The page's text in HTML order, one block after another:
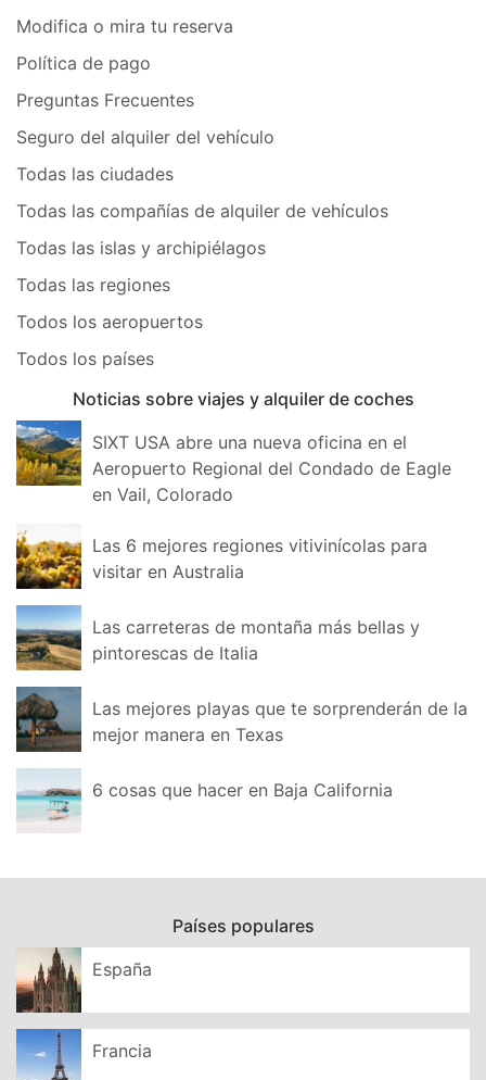
Modifica o mira tu reserva
Política de pago
Preguntas Frecuentes
Seguro del alquiler del vehículo
Todas las ciudades
Todas las compañías de alquiler de vehículos
Todas las islas y archipiélagos
Todas las regiones
Todos los aeropuertos
Todos los países
Noticias sobre viajes y alquiler de coches
SIXT USA abre una nueva oficina en el
Aeropuerto Regional del Condado de Eagle
en Vail, Colorado
Las 6 mejores regiones vitivinícolas para
visitar en Australia
Las carreteras de montaña más bellas y
pintorescas de Italia
Las mejores playas que te sorprenderán de la
mejor manera en Texas
6 cosas que hacer en Baja California
Países populares
España
Francia